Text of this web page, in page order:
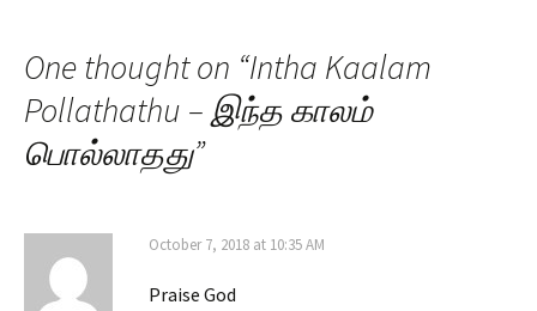
One thought on “Intha Kaalam
Pollathathu – இந்த காலம்
பொல்லாதது”
October 7, 2018 at 10:35 AM
Praise God